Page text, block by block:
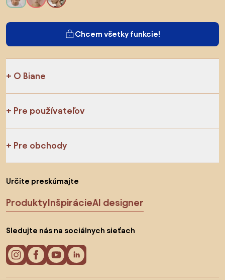
Chcem všetky funkcie!
O Biane
Pre používateľov
Pre obchody
Určite preskúmajte
ProduktyInšpirácieAI designer
Sledujte nás na sociálnych sieťach